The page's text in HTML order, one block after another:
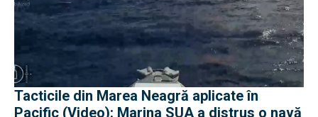
Tacticile din Marea Neagră aplicate în
Pacific (Video): Marina SUA a distrus o navă